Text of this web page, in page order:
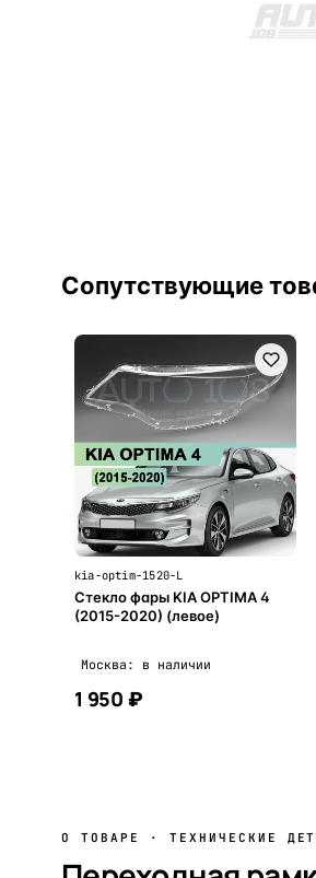
Сопутствующие
kia-optim-1520-L
Стекло фары KIA OPTIMA 4
(2015-2020) (левое)
Москва: в наличии
1 950 ₽
О ТОВАРЕ · ТЕХНИЧЕСКИЕ